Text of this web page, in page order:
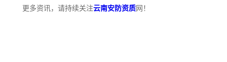
更多资讯，请持续关注云南安防资质网！